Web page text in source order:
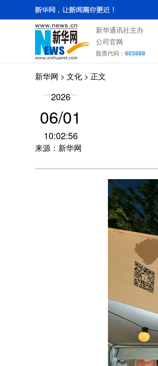
新华通讯社主办
公司官网
股票代码： 603888
新华网 > 文化 > 正文
2026
06/01
10:02:56
来源：新华网